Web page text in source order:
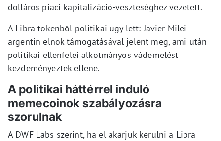
dolláros piaci kapitalizáció-veszteséghez vezetett.
A Libra tokenből politikai ügy lett: Javier Milei
argentin elnök támogatásával jelent meg, ami után
politikai ellenfelei alkotmányos vádemelést
kezdeményeztek ellene.
A politikai háttérrel induló
memecoinok szabályozásra
szorulnak
A DWF Labs szerint, ha el akarjuk kerülni a Libra-